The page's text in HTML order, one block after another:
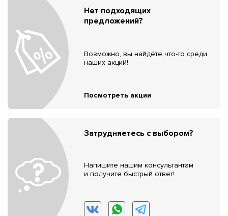
Нет подходящих
предложений?
Возможно, вы найдёте что-то среди
наших акций!
Посмотреть акции
Затрудняетесь с выбором?
Напишите нашим консультантам
и получите быстрый ответ!